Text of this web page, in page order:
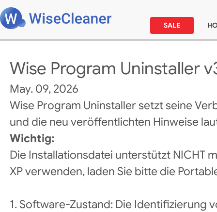
SALE
Wise Program Uninstaller
May. 09, 2026
Wise Program Uninstaller setzt seine
und die neu veröffentlichten Hinweise
Wichtig:
Die Installationsdatei unterstützt NICHT
XP verwenden, laden Sie bitte die
1. Software-Zustand: Die Identifizierung